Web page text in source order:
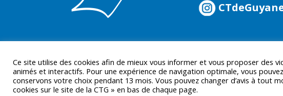
Ce site utilise des cookies afin de mieux vous informer et vous proposer des
animés et interactifs. Pour une expérience de navigation optimale, vous
conservons votre choix pendant 13 mois. Vous pouvez changer d’avis à tout
cookies sur le site de la CTG » en bas de chaque page.